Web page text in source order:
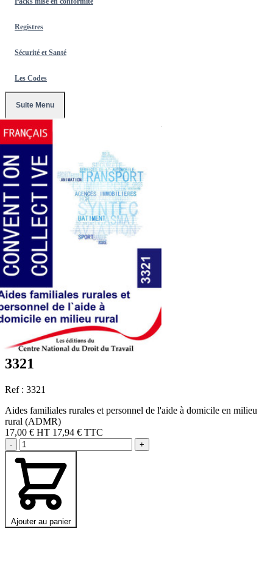
Registres
Sécurité et Santé
Les Codes
Suite Menu
Conventions Collectives
3321
Ref : 3321
Aides familiales rurales et personnel de l'aide à domicile en milieu
rural (ADMR)
17,00 € HT 17,94 € TTC
- +
Ajouter au panier